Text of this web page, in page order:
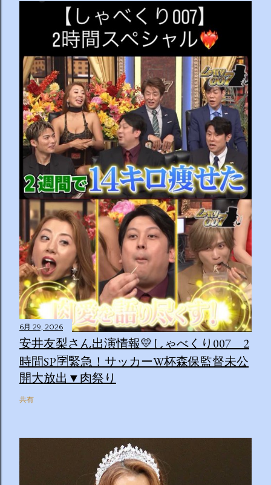
6月 29, 2026
安井友梨さん出演情報💛しゃべくり007 2
時間SP🈑緊急！サッカーW杯森保監督未公
開大放出▼肉祭り
共有